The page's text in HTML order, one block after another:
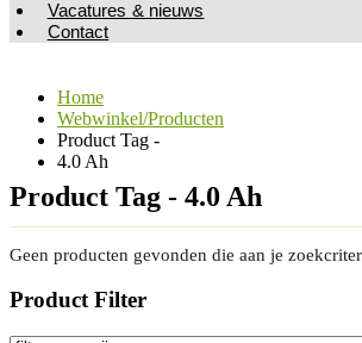
Vacatures & nieuws
Contact
Home
Webwinkel/Producten
Product Tag -
4.0 Ah
Product Tag - 4.0 Ah
Geen producten gevonden die aan je
Product Filter